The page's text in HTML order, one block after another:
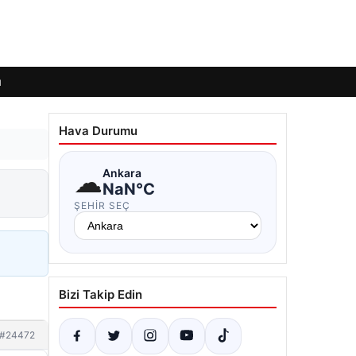
#24472
Hava Durumu
☁Ankara
NaN°C
ŞEHIR SEÇ
Bizi Takip Edin